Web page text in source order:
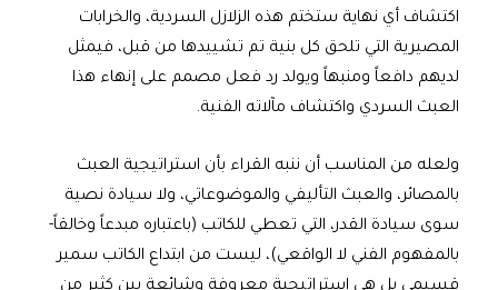
اكتشاف أي نهاية ستختم هذه الزلازل السردية، والخرابات
المصيرية التي تلحق كل بنية تم تشييدها من قبل، فيمثل
لديهم دافعاً ومنبهاً ويولد رد فعل مصمم على إنهاء هذا
العبث السردي واكتشاف مآلاته الفنية.
ولعله من المناسب أن ننبه القراء بأن استراتيجية العبث
بالمصائر، والعبث التأليفي والموضوعاتي، ولا سيادة نصية
سوى سيادة القدر، التي تعطي للكاتب (باعتباره مبدعاً وخالقاً-
بالمفهوم الفني لا الواقعي)، ليست من ابتداع الكاتب سمير
قسيمي بل هي استراتيجية معروفة وشائعة بين كثير من